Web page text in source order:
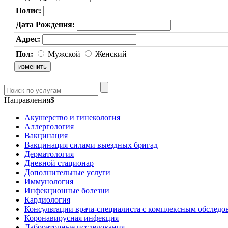
Полис:
Дата Рождения:
Адрес:
Пол:
Мужской Женский
Направления$
Акушерство и гинекология
Аллергология
Вакцинация
Вакцинация силами выездных бригад
Дерматология
Дневной стационар
Дополнительные услуги
Иммунология
Инфекционные болезни
Кардиология
Консультации врача-специалиста с комплексным
Коронавирусная инфекция